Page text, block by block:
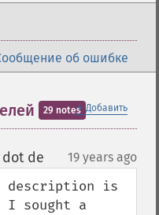
об ошибке
＋Добавить
29 notes
de 19 years ago
description is
I sought a